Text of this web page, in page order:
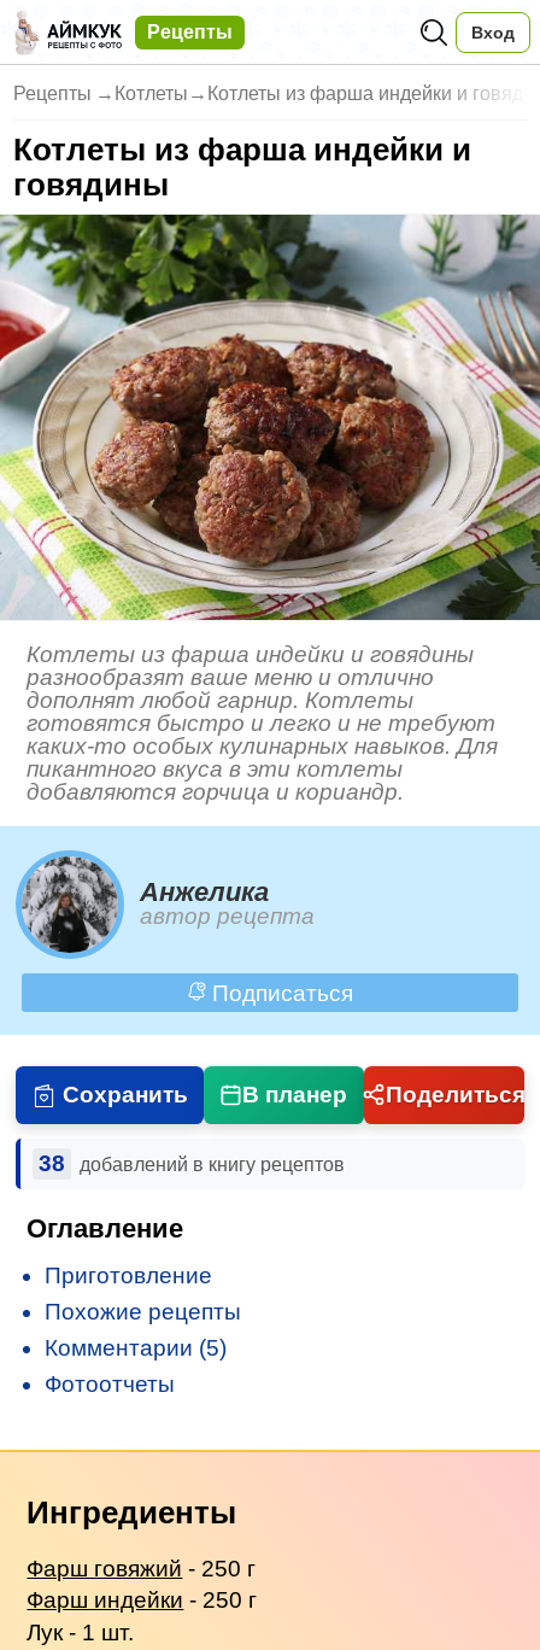
Рецепты Вход
Рецепты → Котлеты → Котлеты из фарша индейки и
Котлеты из фарша индейки и
говядины
Котлеты из фарша индейки и говядины
разнообразят ваше меню и отлично
дополнят любой гарнир. Котлеты
готовятся быстро и легко и не требуют
каких-то особых кулинарных навыков. Для
пикантного вкуса в эти котлеты
добавляются горчица и кориандр.
Анжелика
автор рецепта
Подписаться
Сохранить В планер Поделиться
38 добавлений в книгу рецептов
Оглавление
Приготовление
Похожие рецепты
Комментарии (5)
Фотоотчеты
Ингредиенты
Фарш говяжий - 250 г
Фарш индейки - 250 г
Лук - 1 шт.